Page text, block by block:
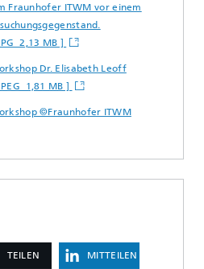
Fraunhofer ITWM vor einem
2,13 MB ]
Dr. Elisabeth Leoff
1,81 MB ]
©Fraunhofer ITWM
TEILEN MITTEILEN